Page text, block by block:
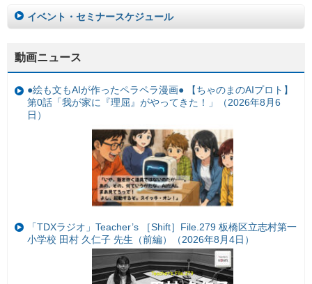
イベント・セミナースケジュール
動画ニュース
●絵も文もAIが作ったペラペラ漫画● 【ちゃのまのAIプロト】
第0話「我が家に『理屈』がやってきた！」（2026年8月6
日）
「TDXラジオ」Teacher’s ［Shift］File.279 板橋区立志村第一
小学校 田村 久仁子 先生（前編）（2026年8月4日）